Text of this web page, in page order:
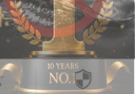
입금확인이 안되는 상황을 대비해 꼭 입금후 고객센터 연락바랍니다.